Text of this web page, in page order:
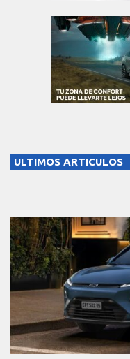
ULTIMOS ARTICULOS